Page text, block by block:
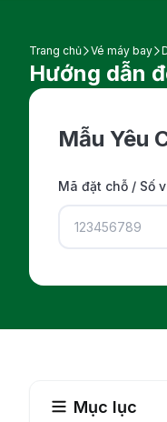
Trang chủ Vé máy bay
Hướng dẫn
Mẫu Yêu
Mã đặt chỗ / Số
Mục lục